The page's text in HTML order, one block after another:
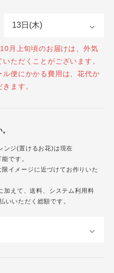
月上旬頃のお届けは、外気
ただくことがございます。
便にかかる費用は、花代か
ます。
ンジ(置けるお花)は現在
です。
イメージに近づけてお作りいた
えて、送料、システム利用料
いいただく総額です。